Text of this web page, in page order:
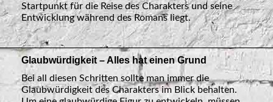
Startpunkt für die Reise des Charakters und seine
Entwicklung während des Romans liegt.
Glaubwürdigkeit – Alles hat einen Grund
Bei all diesen Schritten sollte man immer die
Glaubwürdigkeit des Charakters im Blick behalten.